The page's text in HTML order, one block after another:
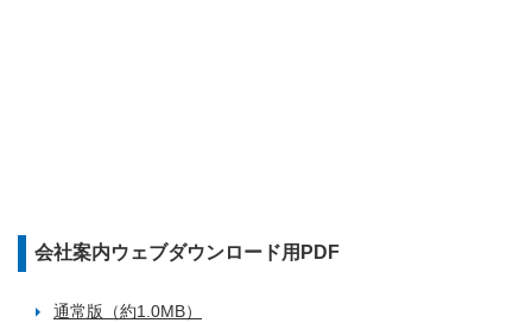
会社案内ウェブダウンロード用PDF
通常版（約1.0MB）